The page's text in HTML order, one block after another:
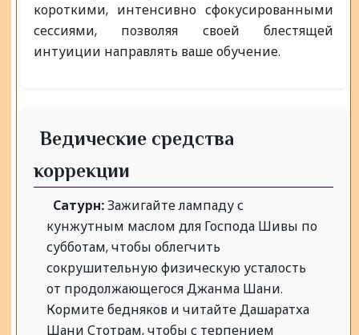
короткими, интенсивно сфокусированными
сессиями, позволяя своей блестящей
интуиции направлять ваше обучение.
Ведические средства
коррекции
Сатурн:Зажигайте лампаду с
кунжутным маслом для Господа Шивы по
субботам, чтобы облегчить
сокрушительную физическую усталость
от продолжающегося Джанма Шани.
Кормите бедняков и читайте Дашаратха
Шани Стотрам, чтобы с терпением